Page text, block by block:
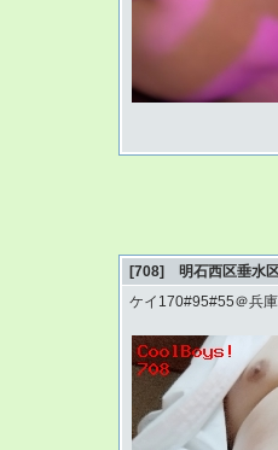
[708] 明石西区垂水
ケイ170#95#55＠兵